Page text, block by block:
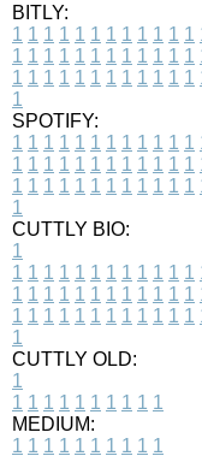
BITLY:
1 1 1 1 1 1 1 1 1 1 1 1
1 1 1 1 1 1 1 1 1 1 1 1
1 1 1 1 1 1 1 1 1 1 1 1
1
SPOTIFY:
1 1 1 1 1 1 1 1 1 1 1 1
1 1 1 1 1 1 1 1 1 1 1 1
1 1 1 1 1 1 1 1 1 1 1 1
1
CUTTLY BIO:
1
1 1 1 1 1 1 1 1 1 1 1 1
1 1 1 1 1 1 1 1 1 1 1 1
1 1 1 1 1 1 1 1 1 1 1 1
1
CUTTLY OLD:
1
1 1 1 1 1 1 1 1 1 1
MEDIUM:
1 1 1 1 1 1 1 1 1 1